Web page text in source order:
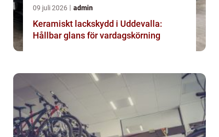
09 juli 2026 admin
Keramiskt lackskydd i Uddevalla:
Hållbar glans för vardagskörning